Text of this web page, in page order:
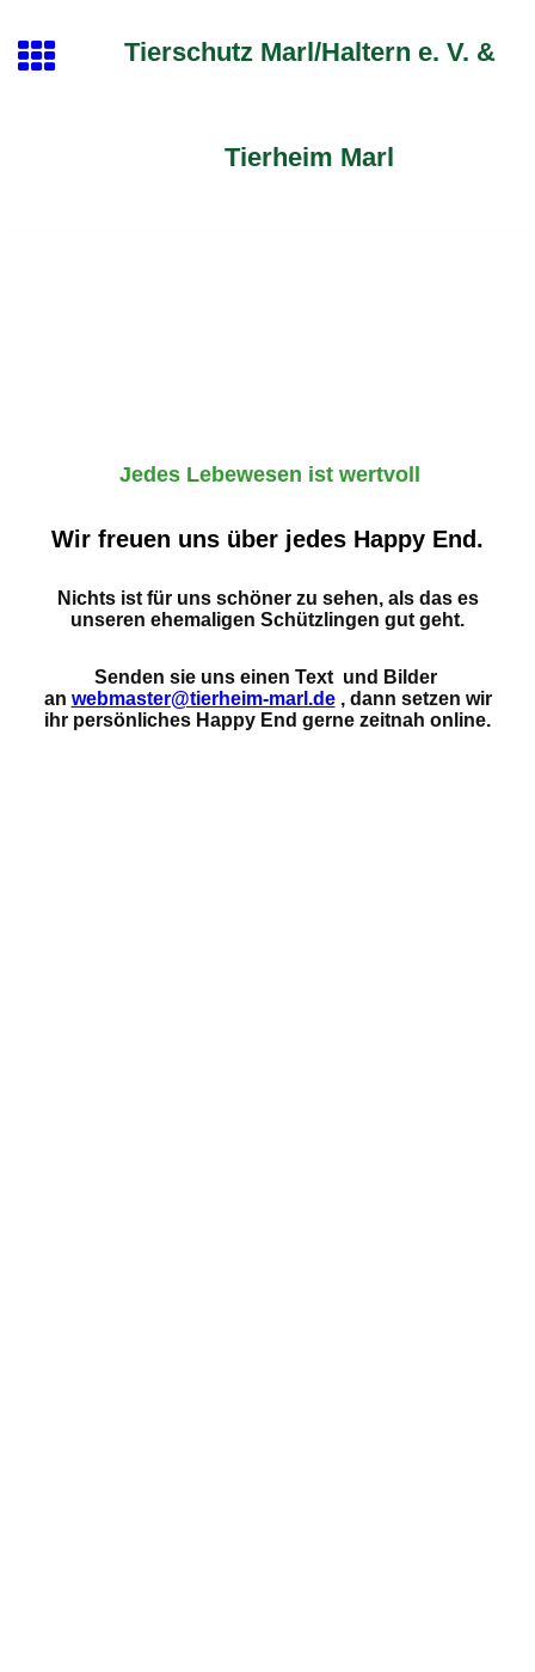
Tierschutz Marl/Haltern e. V. &
Tierheim Marl
Jedes Lebewesen ist wertvoll
Wir freuen uns über jedes Happy End.
Nichts ist für uns schöner zu sehen, als das es
unseren ehemaligen Schützlingen gut geht.
Senden sie uns einen Text und Bilder
an webmaster@tierheim-marl.de, dann setzen wir
ihr persönliches Happy End gerne zeitnah online.